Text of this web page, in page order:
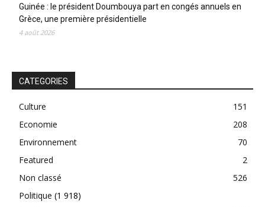
Guinée : le président Doumbouya part en congés annuels en
Grèce, une première présidentielle
4 août 2026
CATEGORIES
Culture
151
Economie
208
Environnement
70
Featured
2
Non classé
526
Politique (1 918)